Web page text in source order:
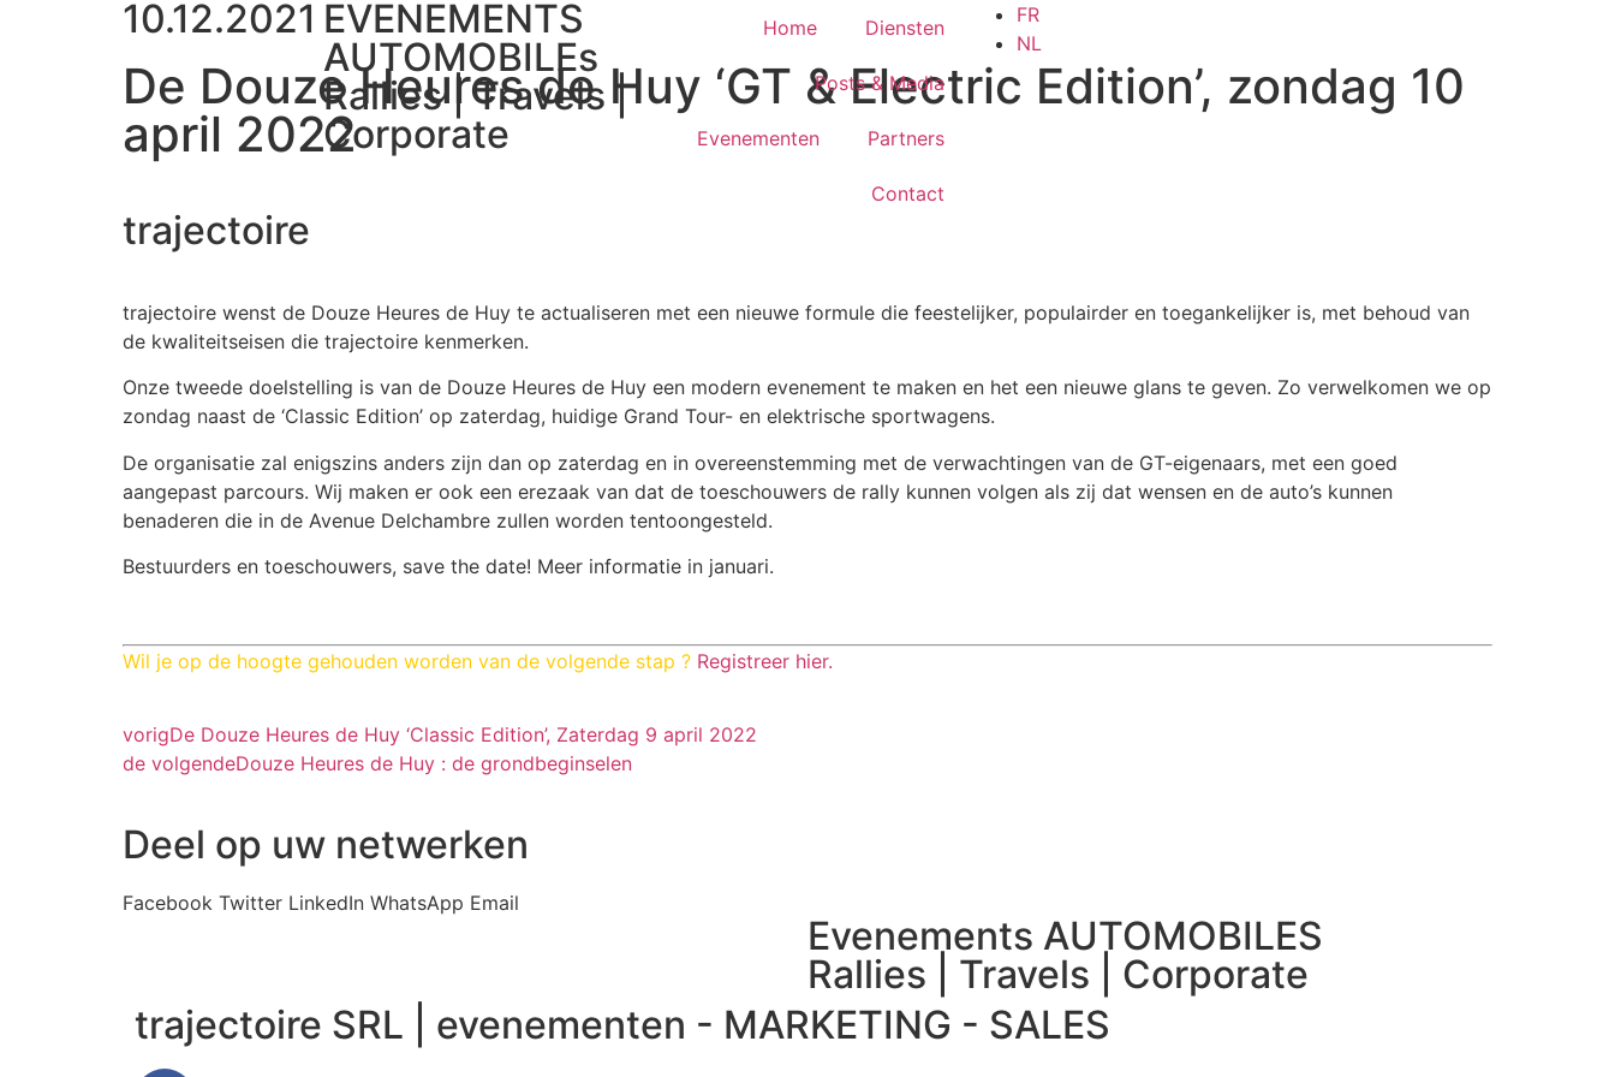
EVENEMENTS
AUTOMOBILEs
Rallies | Travels |
Corporate
Home Diensten
Posts & Media
Evenementen Partners
Contact
FR
NL
10.12.2021
De Douze Heures de Huy ‘GT & Electric Edition’, zondag 10
april 2022
trajectoire
trajectoire wenst de Douze Heures de Huy te actualiseren met een nieuwe formule die feestelijker, populairder en toegankelijker is, met behoud van
de kwaliteitseisen die trajectoire kenmerken.
Onze tweede doelstelling is van de Douze Heures de Huy een modern evenement te maken en het een nieuwe glans te geven. Zo verwelkomen we op
zondag naast de ‘Classic Edition’ op zaterdag, huidige Grand Tour- en elektrische sportwagens.
De organisatie zal enigszins anders zijn dan op zaterdag en in overeenstemming met de verwachtingen van de GT-eigenaars, met een goed
aangepast parcours. Wij maken er ook een erezaak van dat de toeschouwers de rally kunnen volgen als zij dat wensen en de auto’s kunnen
benaderen die in de Avenue Delchambre zullen worden tentoongesteld.
Bestuurders en toeschouwers, save the date! Meer informatie in januari.
Wil je op de hoogte gehouden worden van de volgende stap ? Registreer hier.
vorigDe Douze Heures de Huy ‘Classic Edition’, Zaterdag 9 april 2022
de volgendeDouze Heures de Huy : de grondbeginselen
Deel op uw netwerken
Facebook Twitter LinkedIn WhatsApp Email
Evenements AUTOMOBILES
Rallies | Travels | Corporate
trajectoire SRL | evenementen - MARKETING - SALES